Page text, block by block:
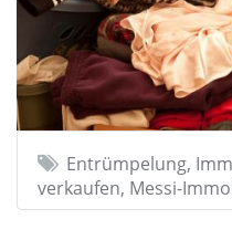
Entrümpelung,
verkaufen, Messi-